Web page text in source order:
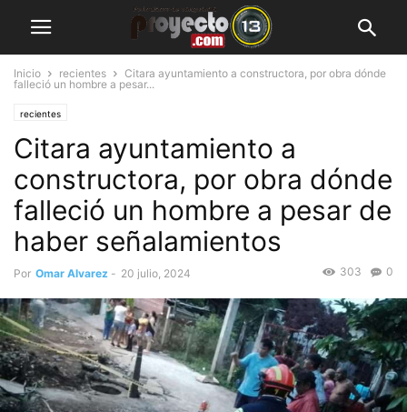
Inicio recientes
Citara ayuntamiento a constructora, por obra dónde
falleció un hombre a pesar...
recientes
Citara ayuntamiento a
constructora, por obra dónde
falleció un hombre a pesar de
haber señalamientos
Por Omar Alvarez - 20 julio, 2024 0
303